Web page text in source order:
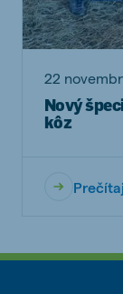
22
Nový
kôz